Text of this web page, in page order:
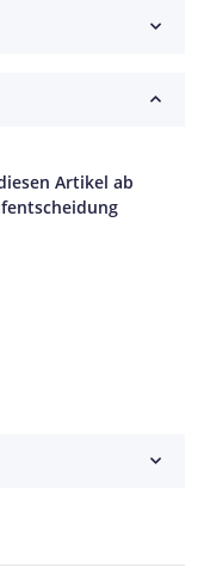
Artikel ab